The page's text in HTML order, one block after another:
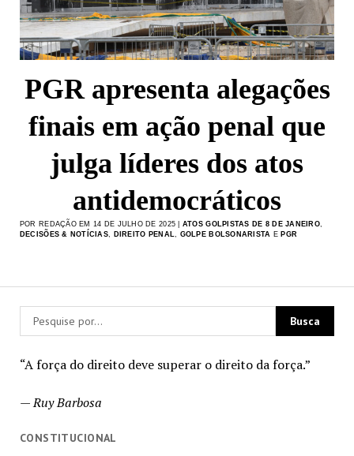
“A força do direito deve superar o direito da força.”
—Ruy Barbosa
CONSTITUCIONAL
PGR apresenta alegações
finais em ação penal que
julga líderes dos atos
antidemocráticos
POR REDAÇÃO EM 14 DE JULHO DE 2025 | ATOS GOLPISTAS DE 8 DE JANEIRO
DECISÕES & NOTÍCIAS
DIREITO PENAL GOLPE BOLSONARISTA E PGR